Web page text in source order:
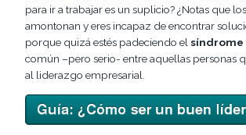
para ir a trabajar es un suplicio? ¿Notas que
amontonan y eres incapaz de encontrar
porque quizá estés padeciendo el
común –pero serio- entre aquellas personas
al liderazgo empresarial.